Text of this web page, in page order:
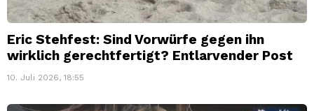
Eric Stehfest: Sind Vorwürfe gegen ihn
wirklich gerechtfertigt? Entlarvender Post
10. Juli 2026, 18:55